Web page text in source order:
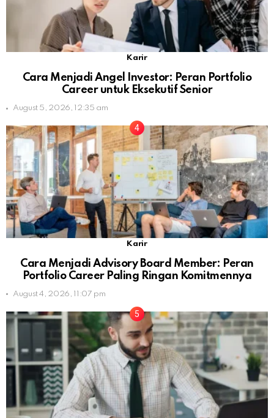
Karir
Cara Menjadi Angel Investor: Peran Portfolio
Career untuk Eksekutif Senior
August 5, 2026, 12:35 am
Karir
Cara Menjadi Advisory Board Member: Peran
Portfolio Career Paling Ringan Komitmennya
August 4, 2026, 11:07 pm